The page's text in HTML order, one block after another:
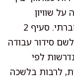
שוויון
הזדמנויות והקפדה על עקרונות צדק חברתי. סעיף 2
סידור עבודה
לפי
לרבות בלשכה